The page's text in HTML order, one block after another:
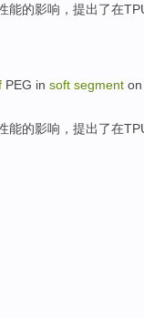
能的影响 ，提出了在
PEG in soft segment on
能的影响 ，提出了在